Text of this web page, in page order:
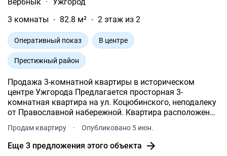
3 комнаты
82.8 м² 2 этаж из 2
Оперативный показ В центре
Престижный район
Продажа 3-комнатной квартиры в историческом
центре Ужгорода Предлагается просторная 3-
комнатная квартира на ул. Коцюбинского, неподалеку
от Православной набережной. Квартира расположена
исторической части города.
Продам квартиру · Опубликовано 5 июн.
Еще 3 предложения этого объекта